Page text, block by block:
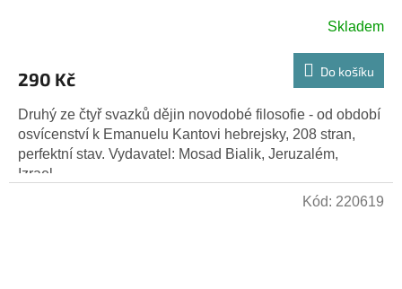
Skladem
290 Kč Do košíku
Druhý ze čtyř svazků dějin novodobé filosofie - od období
osvícenství k Emanuelu Kantovi hebrejsky, 208 stran,
perfektní stav. Vydavatel: Mosad Bialik, Jeruzalém,
Izrael,...
Kód: 220619